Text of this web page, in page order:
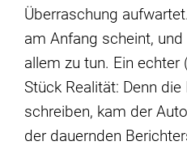
Überraschung
am Anfang scheint,
allem zu tun. Ein echter
Stück Realität: Denn die
schreiben, kam der
der dauernden